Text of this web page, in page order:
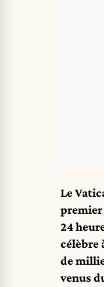
Le
premier
24
célèbre
de
venus